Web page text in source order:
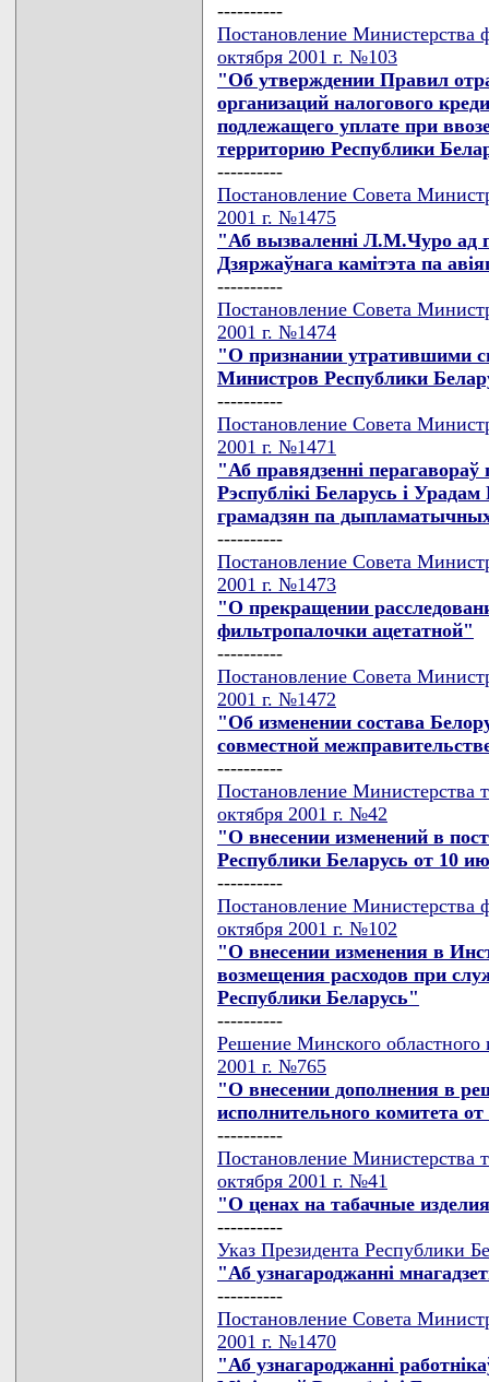
----------
Постановление Министерства
октября 2001 г. №103
"Об утверждении Правил
организаций налогового
подлежащего уплате при
территорию Республики
----------
Постановление Совета
2001 г. №1475
"Аб вызваленнi Л.М.Чуро ад
Дзяржаўнага камiтэта па
----------
Постановление Совета
2001 г. №1474
"О признании утратившими
Министров Республики
----------
Постановление Совета
2001 г. №1471
"Аб правядзеннi
Рэспублiкi Беларусь i Урадам
грамадзян па
----------
Постановление Совета
2001 г. №1473
"О прекращении
фильтропалочки ацетатной"
----------
Постановление Совета
2001 г. №1472
"Об изменении состава
совместной
----------
Постановление Министерства
октября 2001 г. №42
"О внесении изменений в
Республики Беларусь от 10
----------
Постановление Министерства
октября 2001 г. №102
"О внесении изменения в
возмещения расходов при
Республики Беларусь"
----------
Решение Минского областного
2001 г. №765
"О внесении дополнения в
исполнительного комитета
----------
Постановление Министерства
октября 2001 г. №41
"О ценах на табачные
----------
Указ Президента Республики
"Аб узнагароджаннi
----------
Постановление Совета
2001 г. №1470
"Аб узнагароджаннi